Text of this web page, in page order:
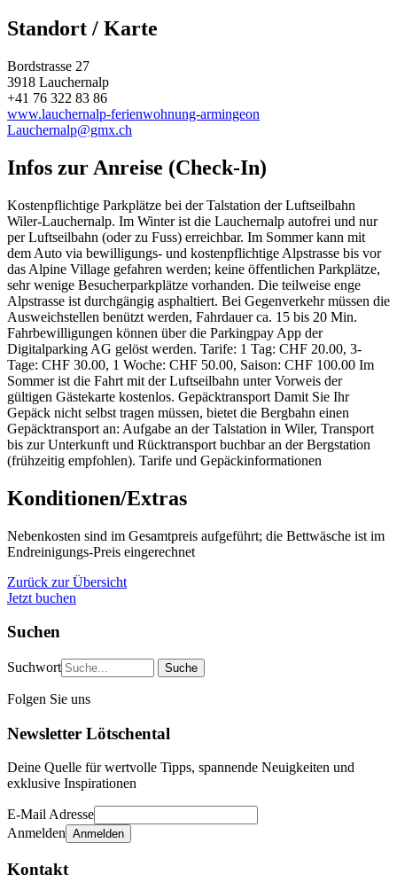
Standort / Karte
Bordstrasse 27
3918 Lauchernalp
+41 76 322 83 86
www.lauchernalp-ferienwohnung-armingeon
Lauchernalp@gmx.ch
Infos zur Anreise (Check-In)
Kostenpflichtige Parkplätze bei der Talstation der Luftseilbahn
Wiler-Lauchernalp. Im Winter ist die Lauchernalp autofrei und nur
per Luftseilbahn (oder zu Fuss) erreichbar. Im Sommer kann mit
dem Auto via bewilligungs- und kostenpflichtige Alpstrasse bis vor
das Alpine Village gefahren werden; keine öffentlichen Parkplätze,
sehr wenige Besucherparkplätze vorhanden. Die teilweise enge
Alpstrasse ist durchgängig asphaltiert. Bei Gegenverkehr müssen die
Ausweichstellen benützt werden, Fahrdauer ca. 15 bis 20 Min.
Fahrbewilligungen können über die Parkingpay App der
Digitalparking AG gelöst werden. Tarife: 1 Tag: CHF 20.00, 3-
Tage: CHF 30.00, 1 Woche: CHF 50.00, Saison: CHF 100.00 Im
Sommer ist die Fahrt mit der Luftseilbahn unter Vorweis der
gültigen Gästekarte kostenlos. Gepäcktransport Damit Sie Ihr
Gepäck nicht selbst tragen müssen, bietet die Bergbahn einen
Gepäcktransport an: Aufgabe an der Talstation in Wiler, Transport
bis zur Unterkunft und Rücktransport buchbar an der Bergstation
(frühzeitig empfohlen). Tarife und Gepäckinformationen
Konditionen/Extras
Nebenkosten sind im Gesamtpreis aufgeführt; die Bettwäsche ist im
Endreinigungs-Preis eingerechnet
Zurück zur Übersicht
Jetzt buchen
Suchen
Suchwort
Folgen Sie uns
Newsletter Lötschental
Deine Quelle für wertvolle Tipps, spannende Neuigkeiten und
exklusive Inspirationen
E-Mail Adresse
Anmelden
Kontakt